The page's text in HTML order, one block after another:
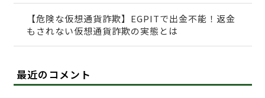
【危険な仮想通貨詐欺】EGPITで出金不能！返金
もされない仮想通貨詐欺の実態とは
最近のコメント